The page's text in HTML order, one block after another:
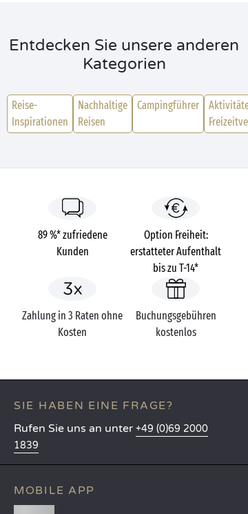
Entdecken Sie unsere anderen
Kategorien
Reise-
Inspirationen
Nachhaltige
Reisen
Campingführer
89 %* zufriedene
Kunden
Option Freiheit:
erstatteter Aufenthalt
bis zu T-14*
Zahlung in 3 Raten ohne
Kosten
Buchungsgebühren
kostenlos
SIE HABEN EINE FRAGE?
Rufen Sie uns an unter +49 (0)69 2000
1839
MOBILE APP